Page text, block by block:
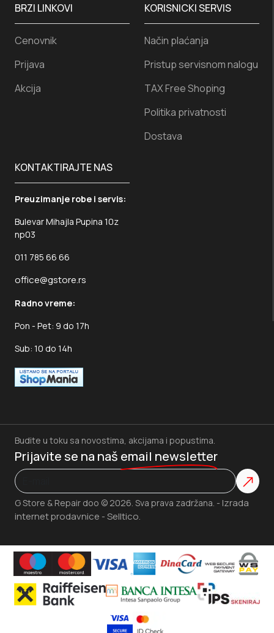
KORISNICKI SERVIS
Način plaćanja
Pristup servisnom nalogu
TAX Free Shoping
Politika privatnosti
Dostava
KONTAKTIRAJTE NAS
Preuzimanje robe i servis:
Bulevar Mihajla Pupina 10z
np03
011 785 66 66
office@gstore.rs
Radno vreme:
Pon - Pet: 9 do 17h
Sub: 10 do 14h
BRZI LINKOVI
Cenovnik
Prijava
Akcija
G Store & Repair doo © 2026. Sva prava zadržana. - Izrada
internet prodavnice - Selltico.
Budite u toku sa novostima, akcijama i popustima.
Prijavite se na naš email newsletter